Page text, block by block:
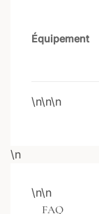
Équipement
\n\n\n
\n
\n\n
FAQ